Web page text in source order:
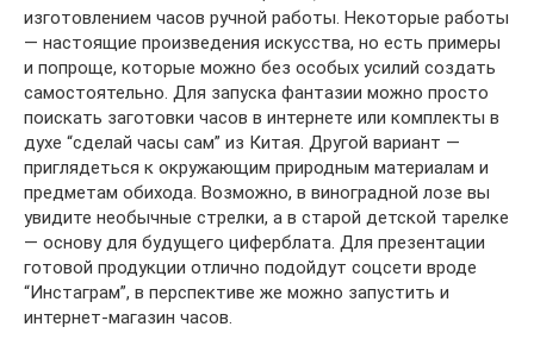
изготовлением часов ручной работы. Некоторые работы
— настоящие произведения искусства, но есть примеры
и попроще, которые можно без особых усилий создать
самостоятельно. Для запуска фантазии можно просто
поискать заготовки часов в интернете или комплекты в
духе “сделай часы сам” из Китая. Другой вариант —
приглядеться к окружающим природным материалам и
предметам обихода. Возможно, в виноградной лозе вы
увидите необычные стрелки, а в старой детской тарелке
— основу для будущего циферблата. Для презентации
готовой продукции отлично подойдут соцсети вроде
“Инстаграм”, в перспективе же можно запустить и
интернет-магазин часов.